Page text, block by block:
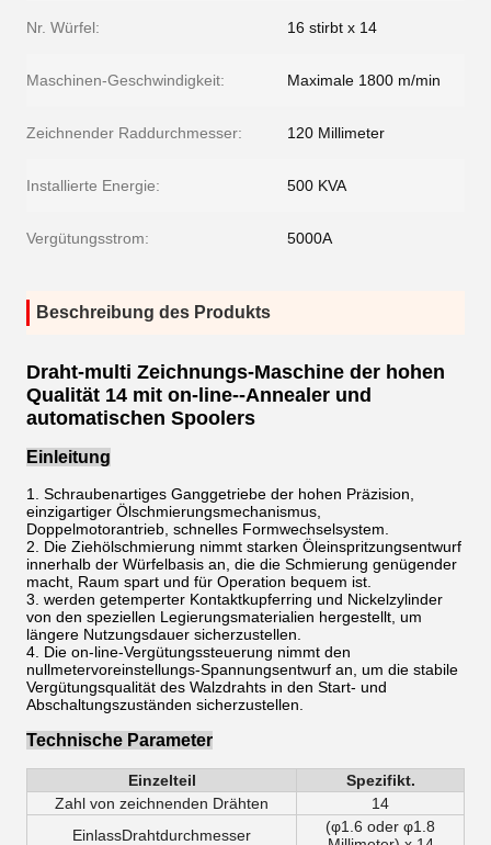
Nr. Würfel: 16 stirbt x 14
Maschinen-Geschwindigkeit: Maximale 1800 m/min
Zeichnender Raddurchmesser: 120 Millimeter
Installierte Energie: 500 KVA
Vergütungsstrom: 5000A
Beschreibung des Produkts
Draht-multi Zeichnungs-Maschine der hohen
Qualität 14 mit on-line--Annealer und
automatischen Spoolers
Einleitung
1. Schraubenartiges Ganggetriebe der hohen Präzision,
einzigartiger Ölschmierungsmechanismus,
Doppelmotorantrieb, schnelles Formwechselsystem.
2. Die Ziehölschmierung nimmt starken Öleinspritzungsentwurf
innerhalb der Würfelbasis an, die die Schmierung genügender
macht, Raum spart und für Operation bequem ist.
3. werden getemperter Kontaktkupferring und Nickelzylinder
von den speziellen Legierungsmaterialien hergestellt, um
längere Nutzungsdauer sicherzustellen.
4. Die on-line-Vergütungssteuerung nimmt den
nullmetervoreinstellungs-Spannungsentwurf an, um die stabile
Vergütungsqualität des Walzdrahts in den Start- und
Abschaltungszuständen sicherzustellen.
Technische Parameter
Einzelteil
Spezifikt.
Zahl von zeichnenden Drähten
14
EinlassDrahtdurchmesser
(φ1.6 oder φ1.8